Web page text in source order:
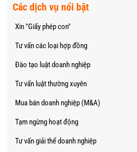
Các dịch vụ nổi bật
Xin "Giấy phép con"
Tư vấn các loại hợp đồng
Đào tạo luật doanh nghiệp
Tư vấn luật thường xuyên
Mua bán doanh nghiệp (M&A)
Tạm ngừng hoạt động
Tư vấn giải thể doanh nghiệp